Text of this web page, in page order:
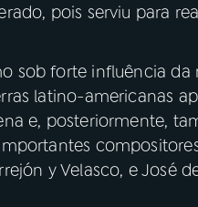
pois serviu para
sob forte influência da
latino-americanas
e, posteriormente,
y Velasco, e José